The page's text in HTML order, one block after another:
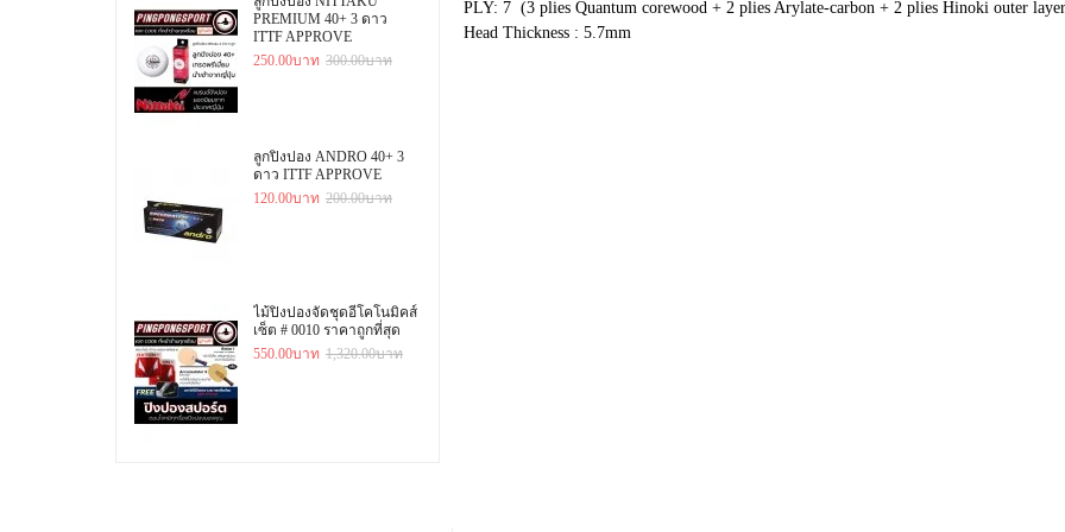
PREMIUM 40+ 3 ดาว
ITTF APPROVE
250.00บาท 300.00บาท
ลูกปิงปอง ANDRO 40+ 3
ดาว ITTF APPROVE
120.00บาท 200.00บาท
ไม้ปิงปองจัดชุดอีโคโนมิคส์
เซ็ต # 0010 ราคาถูกที่สุด
550.00บาท 1,320.00บาท
PLY: 7 (3 plies Quantum corewood + 2 plies Arylate-carbon + 2 plies Hinoki outer
Head Thickness : 5.7mm